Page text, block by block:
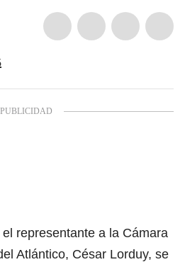
representante a la Cámara
Atlántico, César Lorduy, se